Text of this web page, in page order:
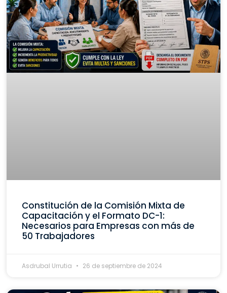
Constitución de la Comisión Mixta de
Capacitación y el Formato DC-1:
Necesarios para Empresas con más de
50 Trabajadores
Asdrubal Urrutia 26 de septiembre de 2024